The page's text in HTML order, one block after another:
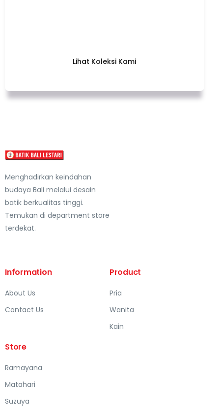
Lihat Koleksi Kami
Menghadirkan keindahan
budaya Bali melalui desain
batik berkualitas tinggi.
Temukan di department store
terdekat.
Information
About Us
Contact Us
Product
Pria
Wanita
Kain
Store
Ramayana
Matahari
Suzuya